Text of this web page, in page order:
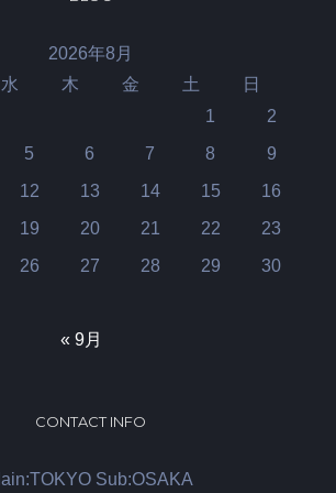
2026年8月
水 木 金 土 日
1
2
5 6 7 8
9
12 13 14 15
16
19 20 21 22
23
26 27 28 29
30
« 9月
CONTACT INFO
Sub:OSAKA